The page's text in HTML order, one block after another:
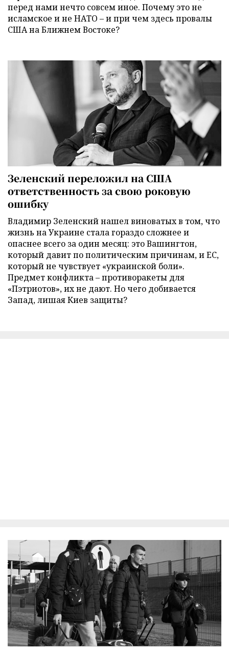
перед нами нечто совсем иное. Почему это не
исламское и не НАТО – и при чем здесь провалы
США на Ближнем Востоке?
Зеленский переложил на США
ответственность за свою роковую
ошибку
Владимир Зеленский нашел виноватых в том, что
жизнь на Украине стала гораздо сложнее и
опаснее всего за один месяц: это Вашингтон,
который давит по политическим причинам, и ЕС,
который не чувствует «украинской боли».
Предмет конфликта – противоракеты для
«Пэтриотов», их не дают. Но чего добивается
Запад, лишая Киев защиты?